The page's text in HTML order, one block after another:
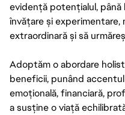
evidență potențialul,
învățare și
extraordinară și să
Adoptăm o abordare
beneficii, punând
emoțională, financiară,
a susține o viață